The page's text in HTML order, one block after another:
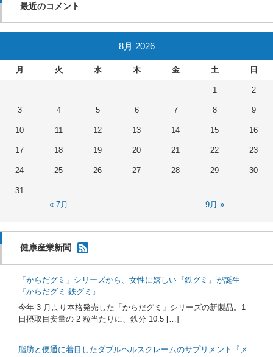
最近のコメント
8月 2026
月 火 水 木 金 土 日
1 2
3 4 5 6 7 8 9
10 11 12 13 14 15 16
17 18 19 20 21 22 23
24 25 26 27 28 29 30
31
« 7月
9月 »
健康産業新聞
「からだグミ」シリーズから、女性に嬉しい『鉄グミ』が誕生
『からだグミ 鉄グミ』
今年 3 月より本格発売した「からだグミ」シリーズの新製品。1
日摂取目安量の 2 粒当たりに、鉄分 10.5 […]
脂肪と便通に着目したダブルヘルスクレームのサプリメント『メ